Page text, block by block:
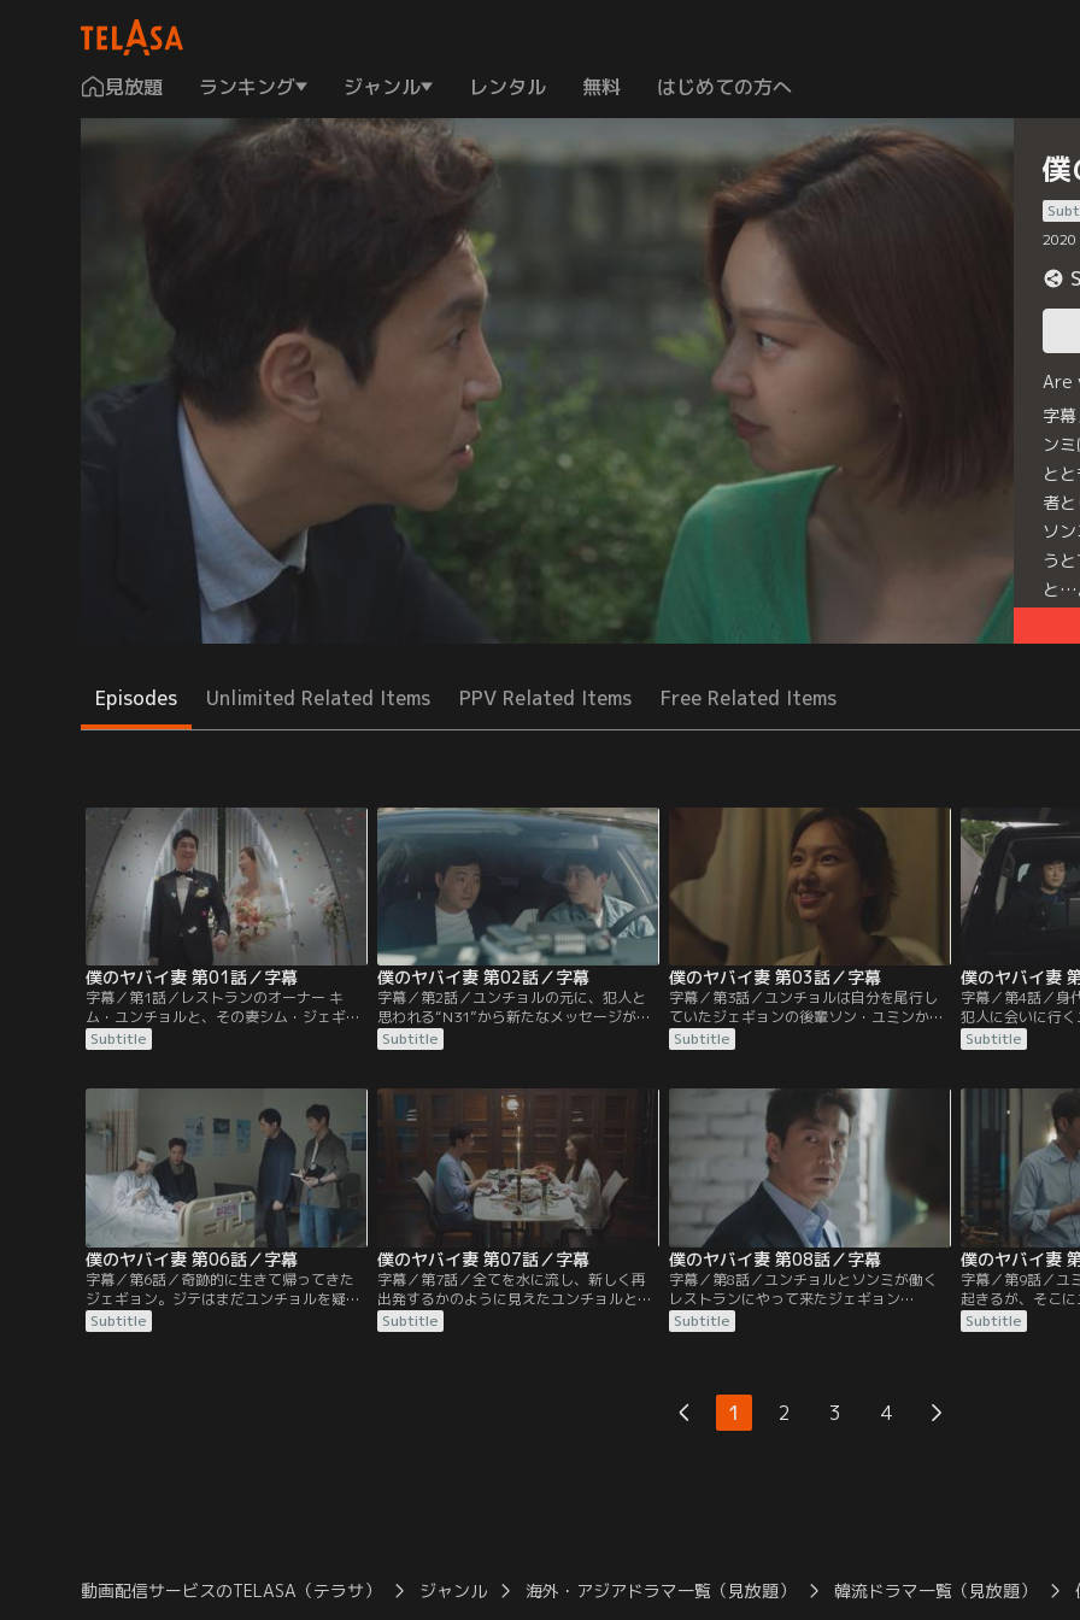
見放題 ランキング ジャンル レンタル 無料 はじめての方へ
2020
Are
字
ン
と
者
ソ
う
と…
Episodes Unlimited Related Items PPV Related Items Free Related Items
僕のヤバイ妻 第01話／字幕
字幕／第1話／レストランのオーナー キ
ム・ユンチョルと、その妻シム・ジェギョ
ン。一見すると、幸せそうな夫婦だが、実
は夫のユンチョルは妻の手が触れるだけで
ていた。ユンチョルは浮気相手で、レスト
ランの総括チーム長チン・ソンミからジェ
ギョンを殺害しようと持ちかけられるが、
計画を実行しようとした日の夜…。
Subtitle
僕のヤバイ妻 第02話／字幕
字幕／第2話／ユンチョルの元に、犯人と
思われる“N31”から新たなメッセージが届
く。封筒の中にはジェギョンの爪も入って
いてユンチョルはおびえる。そんな中、
る。メディアも注目し始めたため、警察は
捜査本部を立ち上げ公開捜査にしてジェギ
ョンを捜索する。警察は犯人がジェギョン
と親密な関係にあると考え…。
Subtitle
僕のヤバイ妻 第03話／字幕
字幕／第3話／ユンチョルは自分を尾行し
ていたジェギョンの後輩ソン・ユミンか
ら、ジェギョンが浮気に気付き、苦しんで
いた事実を知り驚く。自分が犯人と疑わ
チョルは、“当初の目的がお金だというこ
とを忘れないで”と諭される。そんな時、
ユンチョルはジェギョンが密かに準備して
いた事業資金と手紙を見つけて涙する。
Subtitle
僕のヤバイ妻
字幕／第4話／身
犯人に会いに行
に従いお金をす
チョルは、警察
ユンチョルの浮
な時、車中でワ
を入れているの
が入る。
Subtitle
僕のヤバイ妻 第06話／字幕
字幕／第6話／奇跡的に生きて帰ってきた
ジェギョン。ジテはまだユンチョルを疑っ
ていたが、押収したどのワインからも毒物
は検出されなかった。ユンチョルは罪悪感
Subtitle
僕のヤバイ妻 第07話／字幕
字幕／第7話／全てを水に流し、新しく再
出発するかのように見えたユンチョルとジ
ェギョン。寝室に盗聴器が仕掛けられてい
たことが発覚しジェギョンを疑うが、“妻
Subtitle
僕のヤバイ妻 第08話／字幕
字幕／第8話／ユンチョルとソンミが働く
レストランにやって来たジェギョン
は、“自分に仕事を手伝わせてほしい”と言
う。一方、ジテは犯人の手掛かりを探すた
ジテはゴミ箱からお金を持ち去った人物が
ユミンの共犯者だと言い、さらにこの事件
は進行中だとユンチョルに告げる。
Subtitle
僕のヤバイ妻
字幕／第9話／ユ
起きるが、そこ
ェギョンの肖像
ョンはいつもと
Subtitle
1 2 3 4
動画配信サービスのTELASA（テラサ） ジャンル 海外・アジアドラマ一覧（見放題） 韓流ドラマ一覧（見放題）